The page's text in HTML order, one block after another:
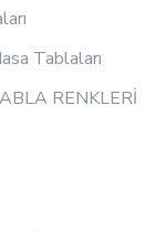
Tablaları
RENKLERİ